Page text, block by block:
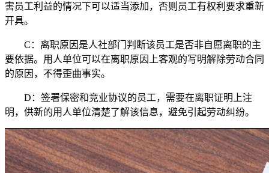
害员工利益的情况下可以适当添加，否则员工有权利要求重新
开具。
C：离职原因是人社部门判断该员工是否非自愿离职的主
要依据。用人单位可以在离职原因上客观的写明解除劳动合同
的原因，不得歪曲事实。
D：签署保密和竞业协议的员工，需要在离职证明上注
明，供新的用人单位清楚了解该信息，避免引起劳动纠纷。